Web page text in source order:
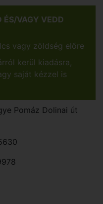
ÉS/VAGY VEDD
vagy zöldség előre
kerül kiadásra,
saját kézzel is
Pomáz Dolinai út